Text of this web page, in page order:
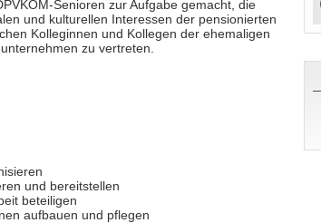
Senioren zur Aufgabe gemacht, die
und kulturellen Interessen der pensionierten
Kolleginnen und Kollegen der ehemaligen
zu vertreten.
und bereitstellen
beteiligen
aufbauen und pflegen